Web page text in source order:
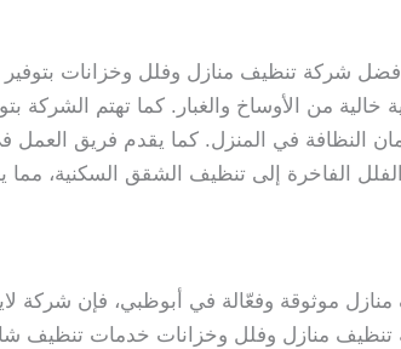
شركة تنظيف منازل وفلل وخزانات
خالية من الأوساخ والغبار. كما تهتم
النظافة في المنزل. كما يقدم فريق
الفلل الفاخرة إلى تنظيف الشقق السكنية،
موثوقة وفعّالة في أبوظبي، فإن شركة
منازل وفلل وخزانات خدمات تنظيف